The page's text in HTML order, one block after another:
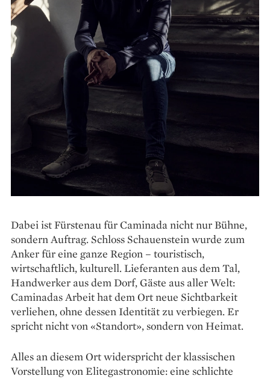
Dabei ist Fürstenau für Caminada nicht nur Bühne,
sondern Auftrag. Schloss Schauenstein wurde zum
Anker für eine ganze Region – touristisch,
wirtschaftlich, kulturell. Lieferanten aus dem Tal,
Handwerker aus dem Dorf, Gäste aus aller Welt:
Caminadas Arbeit hat dem Ort neue Sichtbarkeit
verliehen, ohne dessen Identität zu verbiegen. Er
spricht nicht von «Standort», sondern von Heimat.
Alles an diesem Ort widerspricht der klassischen
Vorstellung von Elitegastronomie: eine schlichte